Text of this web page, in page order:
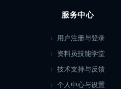
服务中心
用户注册与登录
资料员技能学堂
技术支持与反馈
个人中心与设置